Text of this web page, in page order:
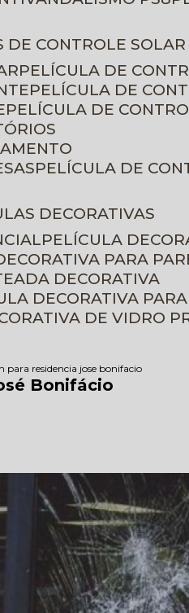
DE CONTROLE SOLAR
PELÍCULA DE
PELÍCULA DE
PELÍCULA DE
PELÍCULA DE
DECORATIVAS
PELÍCULA
PARA
DECORATIVA
DECORATIVA
DE VIDRO
residencia jose bonifacio
Bonifácio